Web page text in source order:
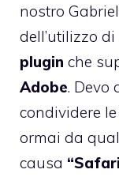
nostro
dell’utilizzo di
plugin che
Adobe. Devo
condividere
ormai da
causa